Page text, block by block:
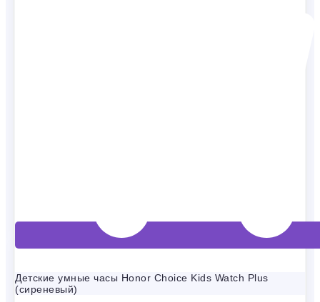
Детские умные часы Honor Choice Kids Watch Plus
(сиреневый)